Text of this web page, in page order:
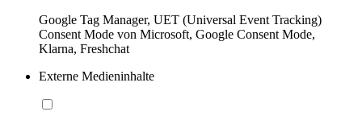
Google Tag Manager, UET (Universal Event Tracking)
Consent Mode von Microsoft, Google Consent Mode,
Klarna, Freshchat
Externe Medieninhalte